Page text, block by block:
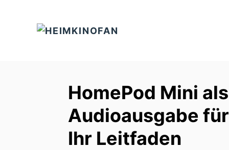
HomePod Mini
Audioausgabe
Ihr Leitfaden